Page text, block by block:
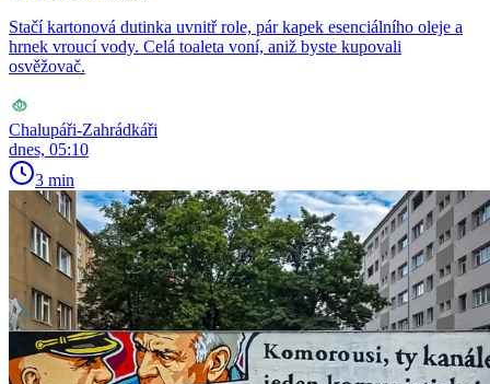
Stačí kartonová dutinka uvnitř role, pár kapek esenciálního oleje a
hrnek vroucí vody. Celá toaleta voní, aniž byste kupovali
osvěžovač.
Chalupáři-Zahrádkáři
dnes, 05:10
3 min